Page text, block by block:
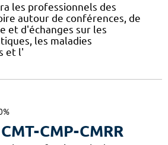
les professionnels des
autour de conférences, de
et d'échanges sur les
les maladies
et l'
CMP-CMRR